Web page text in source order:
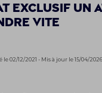
exclusif un
vite
le 02/12/2021 - Mis à jour le 15/04/2026